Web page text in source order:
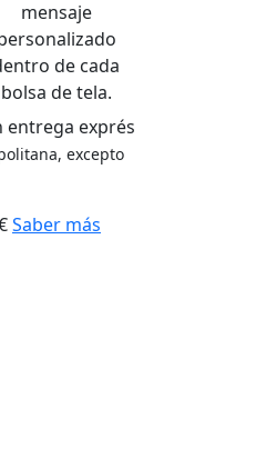
mensaje
de cada
bolsa de tela.
exprés
excepto
Saber más